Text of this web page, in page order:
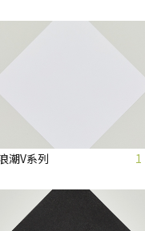
潮V系列 1